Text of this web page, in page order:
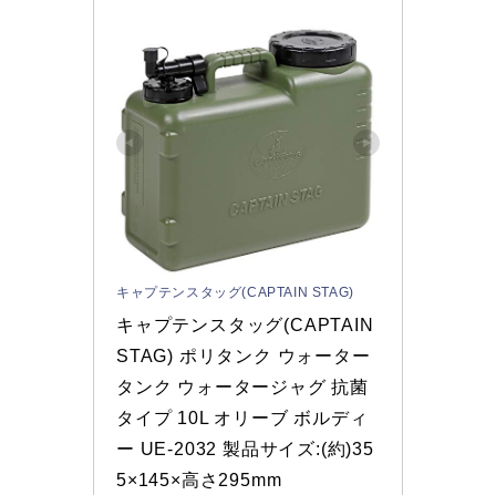
キャプテンスタッグ(CAPTAIN STAG)
キャプテンスタッグ(CAPTAIN
STAG) ポリタンク ウォーター
タンク ウォータージャグ 抗菌
タイプ 10L オリーブ ボルディ
ー UE-2032 製品サイズ:(約)35
5×145×高さ295mm